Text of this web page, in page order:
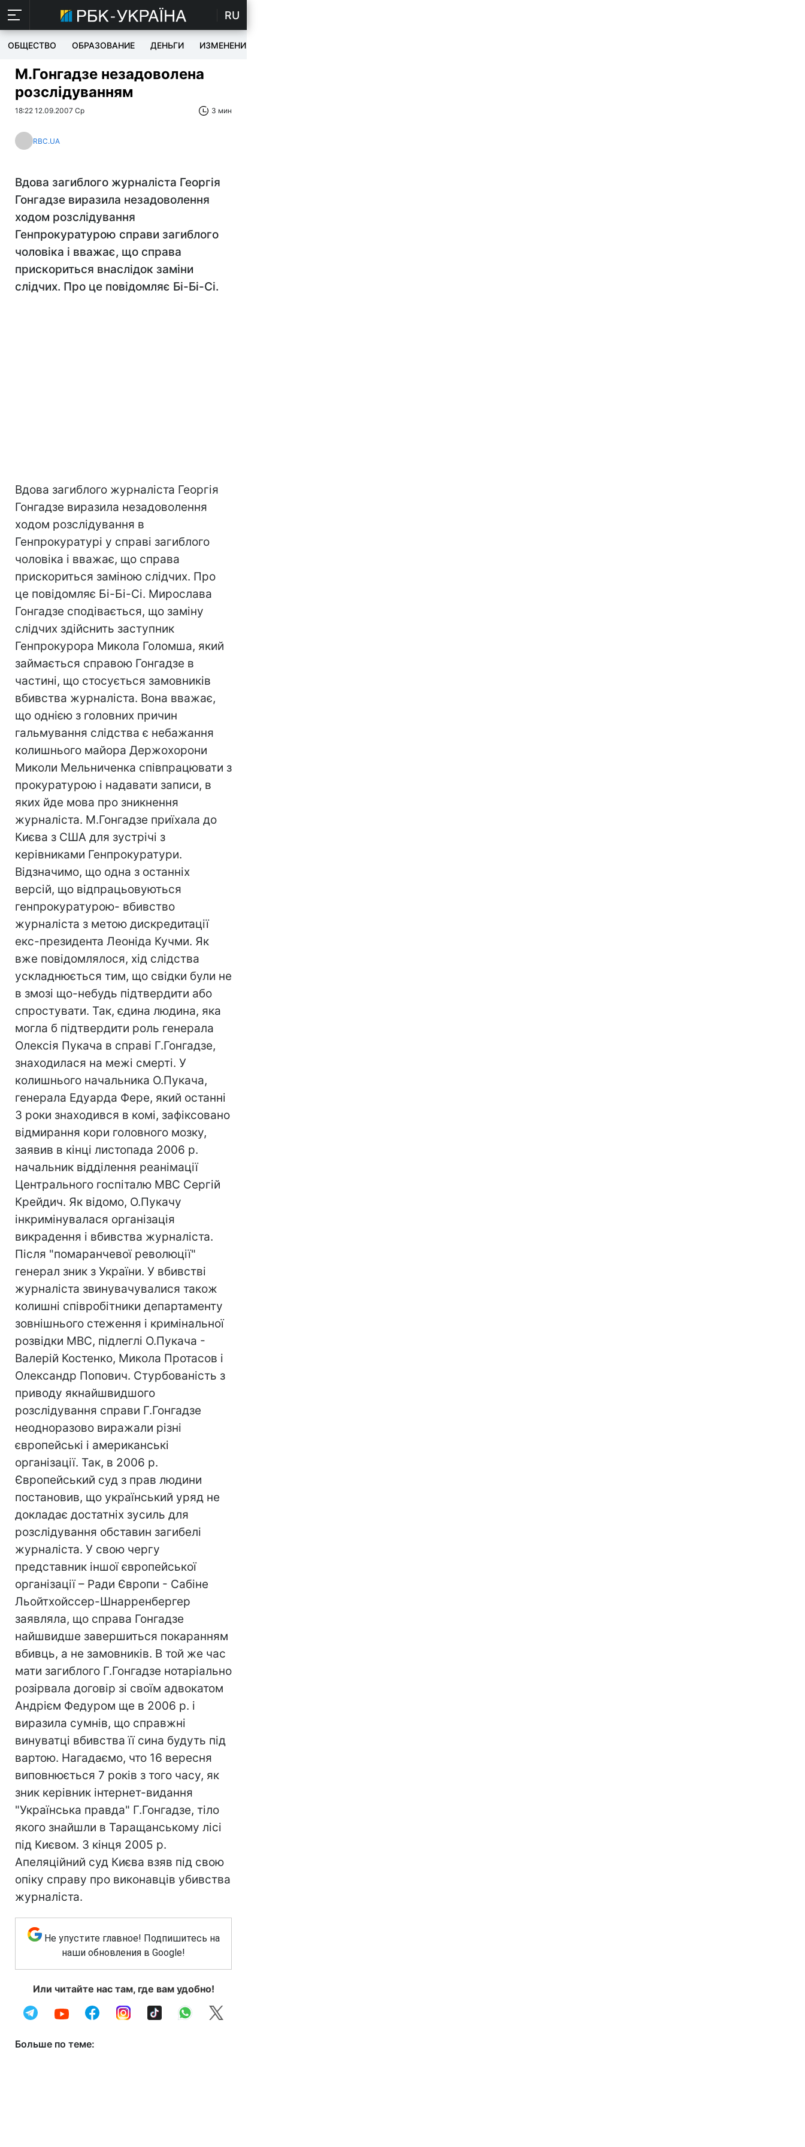
RU
ОБЩЕСТВО ОБРАЗОВАНИЕ ДЕНЬГИ ИЗМЕНЕНИЯ
М.Гонгадзе незадоволена
розслідуванням
18:22 12.09.2007 Ср 3 мин
RBC.UA
Вдова загиблого журналіста Георгія
Гонгадзе виразила незадоволення
ходом розслідування
Генпрокуратурою справи загиблого
чоловіка і вважає, що справа
прискориться внаслідок заміни
слідчих. Про це повідомляє Бі-Бі-Сі.
Вдова загиблого журналіста Георгія
Гонгадзе виразила незадоволення
ходом розслідування в
Генпрокуратурі у справі загиблого
чоловіка і вважає, що справа
прискориться заміною слідчих. Про
це повідомляє Бі-Бі-Сі. Мирослава
Гонгадзе сподівається, що заміну
слідчих здійснить заступник
Генпрокурора Микола Голомша, який
займається справою Гонгадзе в
частині, що стосується замовників
вбивства журналіста. Вона вважає,
що однією з головних причин
гальмування слідства є небажання
колишнього майора Держохорони
Миколи Мельниченка співпрацювати з
прокуратурою і надавати записи, в
яких йде мова про зникнення
журналіста. М.Гонгадзе приїхала до
Києва з США для зустрічі з
керівниками Генпрокуратури.
Відзначимо, що одна з останніх
версій, що відпрацьовуються
генпрокуратурою- вбивство
журналіста з метою дискредитації
екс-президента Леоніда Кучми. Як
вже повідомлялося, хід слідства
ускладнюється тим, що свідки були не
в змозі що-небудь підтвердити або
спростувати. Так, єдина людина, яка
могла б підтвердити роль генерала
Олексія Пукача в справі Г.Гонгадзе,
знаходилася на межі смерті. У
колишнього начальника О.Пукача,
генерала Едуарда Фере, який останні
3 роки знаходився в комі, зафіксовано
відмирання кори головного мозку,
заявив в кінці листопада 2006 р.
начальник відділення реанімації
Центрального госпіталю МВС Сергій
Крейдич. Як відомо, О.Пукачу
інкримінувалася організація
викрадення і вбивства журналіста.
Після "помаранчевої революції"
генерал зник з України. У вбивстві
журналіста звинувачувалися також
колишні співробітники департаменту
зовнішнього стеження і кримінальної
розвідки МВС, підлеглі О.Пукача -
Валерій Костенко, Микола Протасов і
Олександр Попович. Стурбованість з
приводу якнайшвидшого
розслідування справи Г.Гонгадзе
неодноразово виражали різні
європейські і американські
організації. Так, в 2006 р.
Європейський суд з прав людини
постановив, що український уряд не
докладає достатніх зусиль для
розслідування обставин загибелі
журналіста. У свою чергу
представник іншої європейської
організації – Ради Європи - Сабіне
Льойтхойссер-Шнарренбергер
заявляла, що справа Гонгадзе
найшвидше завершиться покаранням
вбивць, а не замовників. В той же час
мати загиблого Г.Гонгадзе нотаріально
розірвала договір зі своїм адвокатом
Андрієм Федуром ще в 2006 р. і
виразила сумнів, що справжні
винуватці вбивства її сина будуть під
вартою. Нагадаємо, что 16 вересня
виповнюється 7 років з того часу, як
зник керівник інтернет-видання
"Українська правда" Г.Гонгадзе, тіло
якого знайшли в Таращанському лісі
під Києвом. З кінця 2005 р.
Апеляційний суд Києва взяв під свою
опіку справу про виконавців убивства
журналіста.
Не упустите главное! Подпишитесь на
наши обновления в Google!
Или читайте нас там, где вам удобно!
Больше по теме: